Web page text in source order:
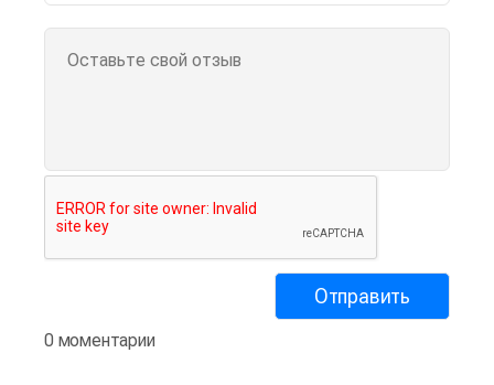
0 моментарии